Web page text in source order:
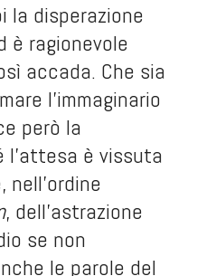
la disperazione
è ragionevole
accada. Che sia
l’immaginario
però la
l’attesa è vissuta
nell’ordine
, dell’astrazione
se non
le parole del